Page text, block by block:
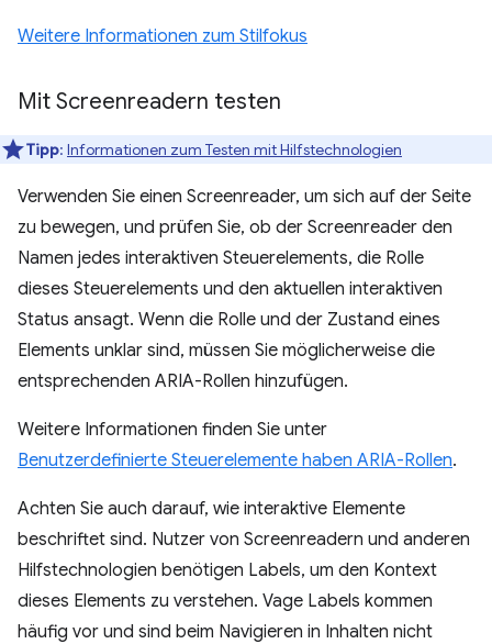
Weitere Informationen zum Stilfokus
Mit Screenreadern testen
Tipp: Informationen zum Testen mit Hilfstechnologien
Verwenden Sie einen Screenreader, um sich auf der Seite
zu bewegen, und prüfen Sie, ob der Screenreader den
Namen jedes interaktiven Steuerelements, die Rolle
dieses Steuerelements und den aktuellen interaktiven
Status ansagt. Wenn die Rolle und der Zustand eines
Elements unklar sind, müssen Sie möglicherweise die
entsprechenden ARIA-Rollen hinzufügen.
Weitere Informationen finden Sie unter
Benutzerdefinierte Steuerelemente haben ARIA-Rollen.
Achten Sie auch darauf, wie interaktive Elemente
beschriftet sind. Nutzer von Screenreadern und anderen
Hilfstechnologien benötigen Labels, um den Kontext
dieses Elements zu verstehen. Vage Labels kommen
häufig vor und sind beim Navigieren in Inhalten nicht